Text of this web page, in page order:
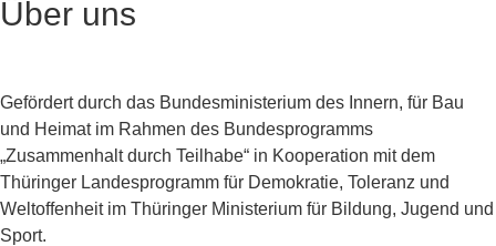
Über uns
Seitenspalte
Gefördert durch das Bundesministerium des Innern, für Bau
und Heimat im Rahmen des Bundesprogramms
„Zusammenhalt durch Teilhabe“ in Kooperation mit dem
Thüringer Landesprogramm für Demokratie, Toleranz und
Weltoffenheit im Thüringer Ministerium für Bildung, Jugend und
Sport.